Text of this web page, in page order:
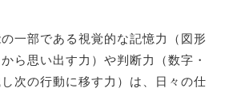
一部である視覚的な記憶力（図形
ら思い出す力）や判断力（数字・
次の行動に移す力）は、日々の仕